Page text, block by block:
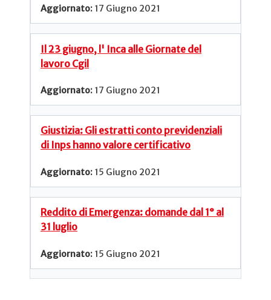
17 Giugno 2021
Il 23 giugno, l' Inca alle Giornate del
lavoro Cgil
17 Giugno 2021
Giustizia: Gli estratti conto previdenziali
di Inps hanno valore certificativo
15 Giugno 2021
Reddito di Emergenza: domande dal 1° al
31 luglio
15 Giugno 2021